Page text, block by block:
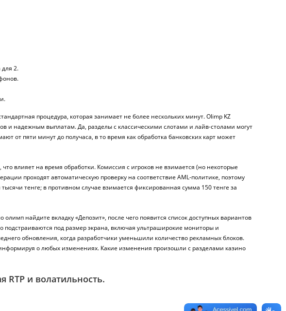
для 2.
процедура, которая занимает не более нескольких минут. Olimp KZ
и надежным выплатам. Да, разделы с классическими слотами и лайв-столами могут
от пяти минут до получаса, в то время как обработка банковских карт может
влияет на время обработки. Комиссия с игроков не взимается (но некоторые
проходят автоматическую проверку на соответствие AML-политике, поэтому
тенге; в противном случае взимается фиксированная сумма 150 тенге за
найдите вкладку «Депозит», после чего появится список доступных вариантов
под размер экрана, включая ультраширокие мониторы и
обновления, когда разработчики уменьшили количество рекламных блоков.
о любых изменениях. Какие изменения произошли с разделами казино
RTP и волатильность.